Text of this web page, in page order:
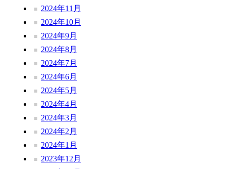
2024年11月
2024年10月
2024年9月
2024年8月
2024年7月
2024年6月
2024年5月
2024年4月
2024年3月
2024年2月
2024年1月
2023年12月